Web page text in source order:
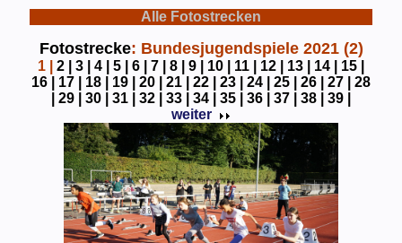
Alle Fotostrecken
Fotostrecke: Bundesjugendspiele 2021 (2)
1 2 | 3 | 4 | 5 | 6 | 7 | 8 | 9 | 10 | 11 | 12 | 13 | 14 |
15 |
16 |
17 | 18 | 19 | 20 | 21 | 22 | 23 | 24 | 25 | 26 | 27 |
28
29 | 30 | 31 | 32 | 33 | 34 | 35 | 36 | 37 | 38 |
39 |
weiter